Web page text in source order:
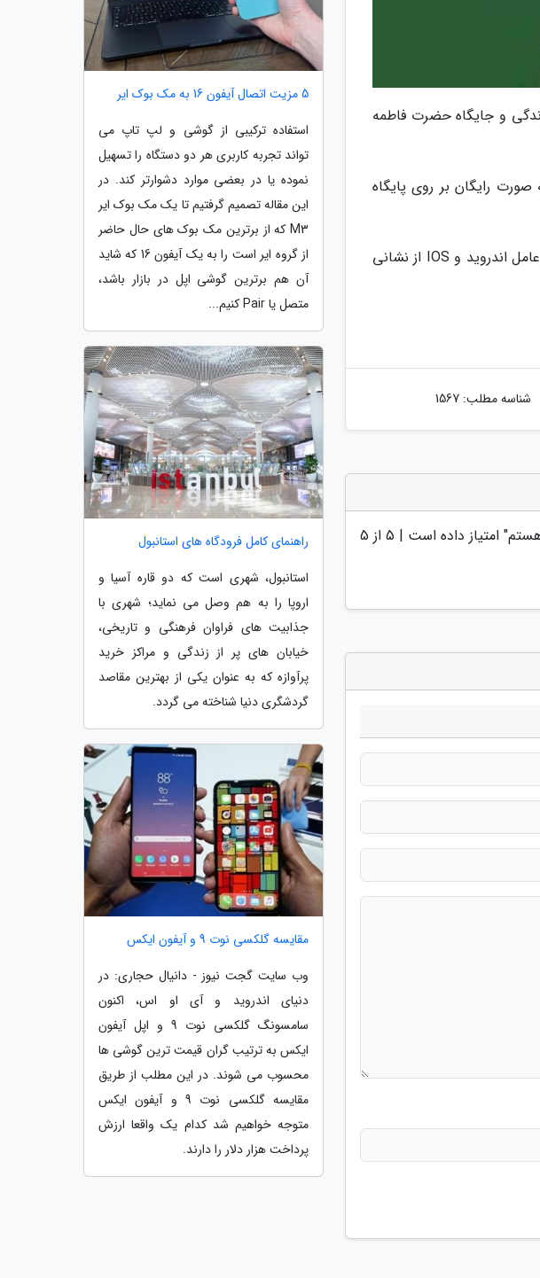
و جایگاه حضرت فاطمه
رایگان بر روی پایگاه
علاقه مندان می توانند برای شنیدن این برنامه اپلیکیشن تلفن همراه ایران صدا را برای سیستم عامل اندروید و IOS از نشانی
شناسه مطلب: 1567
هستم" امتیاز داده است | 5 از 5
5 مزیت اتصال آیفون 16 به مک بوک ایر
استفاده ترکیبی از گوشی و لپ تاپ می
تواند تجربه کاربری هر دو دستگاه را تسهیل
نموده یا در بعضی موارد دشوارتر کند. در
این مقاله تصمیم گرفتیم تا یک مک بوک ایر
M3 که از برترین مک بوک های حال حاضر
از گروه ایر است را به یک آیفون 16 که شاید
آن هم برترین گوشی اپل در بازار باشد،
متصل یا Pair کنیم...
راهنمای کامل فرودگاه های استانبول
استانبول، شهری است که دو قاره آسیا و
اروپا را به هم وصل می نماید؛ شهری با
جذابیت های فراوان فرهنگی و تاریخی،
خیابان های پر از زندگی و مراکز خرید
پرآوازه که به عنوان یکی از بهترین مقاصد
گردشگری دنیا شناخته می گردد.
مقایسه گلکسی نوت 9 و آیفون ایکس
وب سایت گجت نیوز - دانیال حجاری: در
دنیای اندروید و آی او اس، اکنون
سامسونگ گلکسی نوت 9 و اپل آیفون
ایکس به ترتیب گران قیمت ترین گوشی ها
محسوب می شوند. در این مطلب از طریق
مقایسه گلکسی نوت 9 و آیفون ایکس
متوجه خواهیم شد کدام یک واقعا ارزش
پرداخت هزار دلار را دارند.